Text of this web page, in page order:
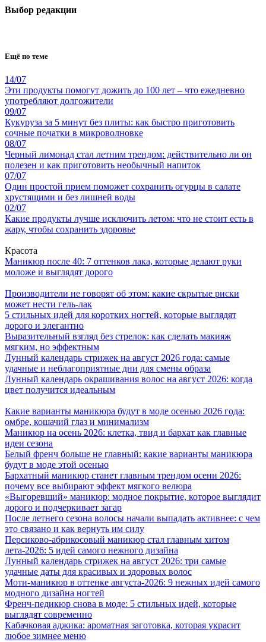
Выбор редакции
Ещё по теме
14/07
Эти продукты помогут дожить до 100 лет – что ежедневно
употребляют долгожители
09/07
Кукуруза за 5 минут без плиты: как быстро приготовить
сочные початки в микроволновке
08/07
Черный лимонад стал летним трендом: действительно ли он
полезен и как приготовить необычный напиток
07/07
Один простой прием поможет сохранить огурцы в салате
хрустящими и без лишней воды
02/07
Какие продукты лучше исключить летом: что не стоит есть в
жару, чтобы сохранить здоровье
Красота
Маникюр после 40: 7 оттенков лака, которые делают руки
моложе и выглядят дорого
Производители не говорят об этом: какие скрытые риски
может нести гель-лак
5 стильных идей для коротких ногтей, которые выглядят
дорого и элегантно
Выразительный взгляд без стрелок: как сделать макияж
мягким, но эффектным
Лунный календарь стрижек на август 2026 года: самые
удачные и неблагоприятные дни для смены образа
Лунный календарь окрашивания волос на август 2026: когда
цвет получится идеальным
Какие варианты маникюра будут в моде осенью 2026 года:
омбре, кошачий глаз и минимализм
Маникюр на осень 2026: клетка, твид и бархат как главные
идеи сезона
Белый френч больше не главный: какие варианты маникюра
будут в моде этой осенью
Бархатный маникюр станет главным трендом осени 2026:
почему все выбирают эффект мягкого велюра
«Выгоревший» маникюр: модное покрытие, которое выглядит
дорого и подчеркивает загар
После летнего сезона волосы начали выпадать активнее: с чем
это связано и как вернуть им силу
Персиково-абрикосовый маникюр стал главным хитом
лета-2026: 5 идей самого нежного дизайна
Лунный календарь стрижек на август 2026: три самые
удачные даты для красивых и здоровых волос
Моти-маникюр в оттенке августа-2026: 9 нежных идей самого
модного дизайна ногтей
Френч-педикюр снова в моде: 5 стильных идей, которые
выглядят современно
Кабачковая аджика: ароматная заготовка, которая украсит
любое зимнее меню